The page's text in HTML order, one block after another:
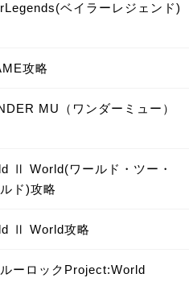
ベイラーレジェンド)
攻略
MU（ワンダーミュー）
Ⅱ World(ワールド・ツー・
ド)攻略
Ⅱ World攻略
ルーロックProject:World